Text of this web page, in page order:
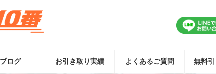
ブログ お引き取り実績 よくあるご質問 無料